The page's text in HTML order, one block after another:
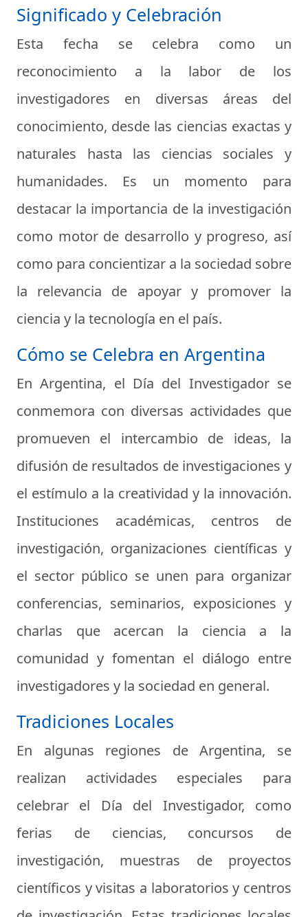
Significado y Celebración
Esta fecha se celebra como un
reconocimiento a la labor de los
investigadores en diversas áreas del
conocimiento, desde las ciencias exactas y
naturales hasta las ciencias sociales y
humanidades. Es un momento para
destacar la importancia de la investigación
como motor de desarrollo y progreso, así
como para concientizar a la sociedad sobre
la relevancia de apoyar y promover la
ciencia y la tecnología en el país.
Cómo se Celebra en Argentina
En Argentina, el Día del Investigador se
conmemora con diversas actividades que
promueven el intercambio de ideas, la
difusión de resultados de investigaciones y
el estímulo a la creatividad y la innovación.
Instituciones académicas, centros de
investigación, organizaciones científicas y
el sector público se unen para organizar
conferencias, seminarios, exposiciones y
charlas que acercan la ciencia a la
comunidad y fomentan el diálogo entre
investigadores y la sociedad en general.
Tradiciones Locales
En algunas regiones de Argentina, se
realizan actividades especiales para
celebrar el Día del Investigador, como
ferias de ciencias, concursos de
investigación, muestras de proyectos
científicos y visitas a laboratorios y centros